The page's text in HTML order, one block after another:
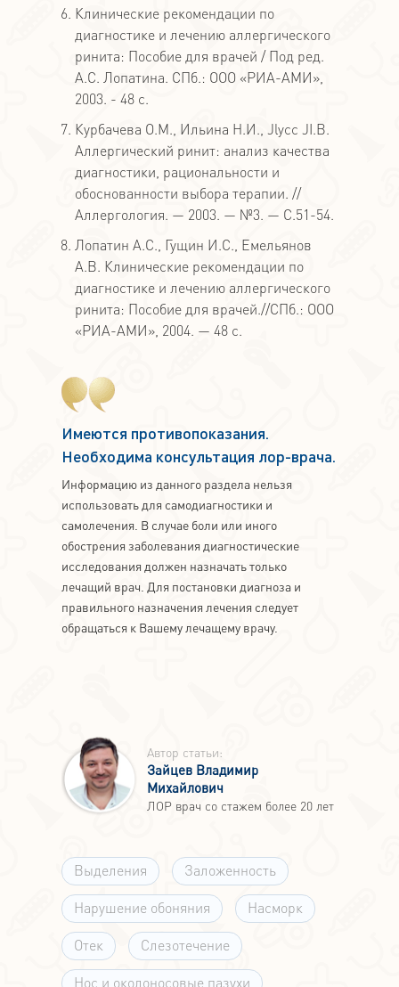
Клинические рекомендации по
диагностике и лечению аллергического
ринита: Пособие для врачей / Под ред.
A.C. Лопатина. СПб.: ООО «РИА-АМИ»,
2003. - 48 с.
Курбачева О.М., Ильина Н.И., Jlycc JI.B.
Аллергический ринит: анализ качества
диагностики, рациональности и
обоснованности выбора терапии. //
Аллергология. — 2003. — №3. — С.51-54.
Лопатин А.С., Гущин И.С., Емельянов
А.В. Клинические рекомендации по
диагностике и лечению аллергического
ринита: Пособие для врачей.//СПб.: ООО
«РИА-АМИ», 2004. — 48 с.
Имеются противопоказания.
Необходима консультация лор-врача.
Информацию из данного раздела нельзя
использовать для самодиагностики и
самолечения. В случае боли или иного
обострения заболевания диагностические
исследования должен назначать только
лечащий врач. Для постановки диагноза и
правильного назначения лечения следует
обращаться к Вашему лечащему врачу.
Автор статьи:
Зайцев Владимир
Михайлович
ЛОР врач со стажем более 20 лет
Выделения
Заложенность
Нарушение обоняния
Насморк
Отек
Слезотечение
Нос и околоносовые пазухи